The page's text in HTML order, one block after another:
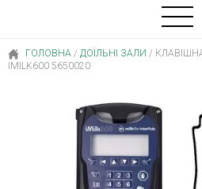
ГОЛОВНА / ДОЇЛЬНІ ЗАЛИ /
IMILK600 5650020